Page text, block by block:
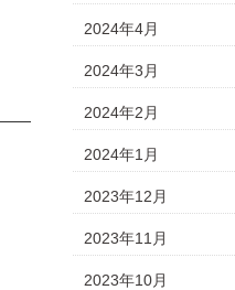
2024年4月
2024年3月
2024年2月
2024年1月
2023年12月
2023年11月
2023年10月